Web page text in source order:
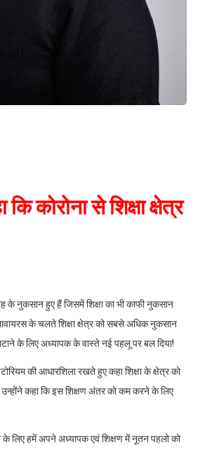
कोरोना से शिक्षा क्षेत्र
नुकसान हुए हैं जिसमें शिक्षा का भी काफी नुकसान
के चलते शिक्षा क्षेत्र को सबसे अधिक नुकसान
के लिए अध्यापक के वास्ते नई पहलू पर बल दिया!
की आधारशिला रखते हुए कहा शिक्षा के क्षेत्र को
कहा कि इस शिक्षण अंतर को कम करने के लिए
के लिए हमें अपने अध्यापक एवं शिक्षण में नूतन पहलो को